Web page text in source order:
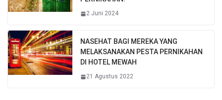
2 Juni 2024
NASEHAT BAGI MEREKA YANG
MELAKSANAKAN PESTA PERNIKAHAN
DI HOTEL MEWAH
21 Agustus 2022